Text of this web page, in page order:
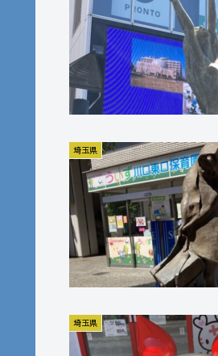
埼玉県
埼玉県